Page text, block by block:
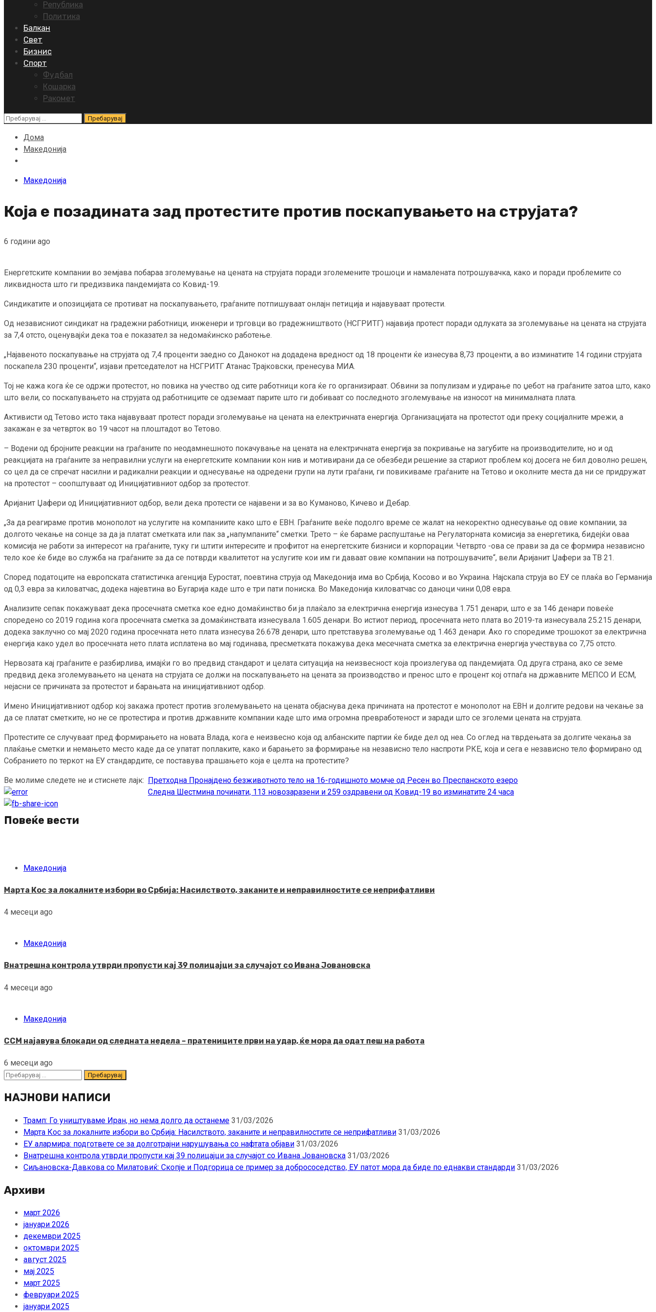
Република
Политика
Балкан
Свет
Бизнис
Спорт
Фудбал
Кошарка
Ракомет
Пребарувај
Дома
Македонија
Македонија
Која е позадината зад протестите против поскапувањето на струјата?
6 години ago
Енергетските компании во земјава побараа зголемување на цената на струјата поради зголемените трошоци и намалената потрошувачка, како и поради проблемите со
ликвидноста што ги предизвика пандемијата со Ковид-19.
Синдикатите и опозицијата се противат на поскапувањето, граѓаните потпишуваат онлајн петиција и најавуваат протести.
Од независниот синдикат на градежни работници, инженери и трговци во градежништвото (НСГРИТГ) најавија протест поради одлуката за зголемување на цената на струјата
за 7,4 отсто, оценувајќи дека тоа е показател за недомаќинско работење.
„Најавеното поскапување на струјата од 7,4 проценти заедно со Данокот на додадена вредност од 18 проценти ќе изнесува 8,73 проценти, а во изминатите 14 години струјата
поскапела 230 проценти“, изјави претседателот на НСГРИТГ Атанас Трајковски, пренесува МИА.
Тој не кажа кога ќе се одржи протестот, но повика на учество од сите работници кога ќе го организираат. Обвини за популизам и удирање по џебот на граѓаните затоа што, како
што вели, со поскапувањето на струјата од работниците се одземаат парите што ги добиваат со последното зголемување на износот на минималната плата.
Активисти од Тетово исто така најавуваат протест поради зголемување на цената на електричната енергија. Организацијата на протестот оди преку социјалните мрежи, а
закажан е за четврток во 19 часот на плоштадот во Тетово.
– Водени од бројните реакции на граѓаните по неодамнешното покачување на цената на електричната енергија за покривање на загубите на производителите, но и од
реакцијата на граѓаните за неправилни услуги на енергетските компании кон нив и мотивирани да се обезбеди решение за стариот проблем кој досега не бил доволно решен,
со цел да се спречат насилни и радикални реакции и однесување на одредени групи на лути граѓани, ги повикиваме граѓаните на Тетово и околните места да ни се придружат
на протестот – соопштуваат од Иницијативниот одбор за протестот.
Аријанит Џафери од Иницијативниот одбор, вели дека протести се најавени и за во Куманово, Кичево и Дебар.
„За да реагираме против монополот на услугите на компаниите како што е ЕВН. Граѓаните веќе подолго време се жалат на некоректно однесување од овие компании, за
долгото чекање на сонце за да ја платат сметката или пак за „напумпаните“ сметки. Трето – ќе бараме распуштање на Регулаторната комисија за енергетика, бидејќи оваа
комисија не работи за интересот на граѓаните, туку ги штити интересите и профитот на енергетските бизниси и корпорации. Четврто -ова се прави за да се формира независно
тело кое ќе биде во служба на граѓаните за да се потврди квалитетот на услугите кои им ги даваат овие компании на потрошувачите“, вели Аријанит Џафери за ТВ 21.
Според податоците на европската статистичка агенција Еуростат, поевтина струја од Македонија има во Србија, Косово и во Украина. Најскапа струја во ЕУ се плаќа во Германија
од 0,3 евра за киловатчас, додека најевтина во Бугарија каде што е три пати пониска. Во Македонија киловатчас со даноци чини 0,08 евра.
Анализите сепак покажуваат дека просечната сметка кое едно домаќинство би ја плаќало за електрична енергија изнесува 1.751 денари, што е за 146 денари повеќе
споредено со 2019 година кога просечната сметка за домаќинствата изнесувала 1.605 денари. Во истиот период, просечната нето плата во 2019-та изнесувала 25.215 денари,
додека заклучно со мај 2020 година просечната нето плата изнесува 26.678 денари, што претставува зголемување од 1.463 денари. Ако го споредиме трошокот за електрична
енергија како удел во просечната нето плата исплатена во мај годинава, пресметката покажува дека месечната сметка за електрична енергија учествува со 7,75 отсто.
Нервозата кај граѓаните е разбирлива, имајќи го во предвид стандарот и целата ситуација на неизвесност која произлегува од пандемијата. Од друга страна, ако се земе
предвид дека зголемувањето на цената на струјата се должи на поскапувањето на цената за производство и пренос што е процент кој отпаѓа на државните МЕПСО И ЕСМ,
нејасни се причината за протестот и барањата на иницијативниот одбор.
Имено Иницијативниот одбор кој закажа протест против зголемувањето на цената објаснува дека причината на протестот е монополот на ЕВН и долгите редови на чекање за
да се платат сметките, но не се протестира и против државните компании каде што има огромна превработеност и заради што се зголеми цената на струјата.
Протестите се случуваат пред формирањето на новата Влада, кога е неизвесно која од албанските партии ќе биде дел од неа. Со оглед на тврдењата за долгите чекања за
плаќање сметки и немањето место каде да се упатат поплаките, како и барањето за формирање на независно тело наспроти РКЕ, која и сега е независно тело формирано од
Собранието по теркот на ЕУ стандардите, се поставува прашањето која е целта на протестите?
Ве молиме следете не и стиснете лајк:
Continue
Reading
Претходна Пронајдено безживотното тело на 16-годишното момче од Ресен во Преспанското езеро
Следна Шестмина починати, 113 новозаразени и 259 оздравени од Ковид-19 во изминатите 24 часа
Повеќе вести
Македонија
Марта Кос за локалните избори во Србија: Насилството, заканите и неправилностите се неприфатливи
4 месеци ago
Македонија
Внатрешна контрола утврди пропусти кај 39 полицајци за случајот со Ивана Јовановска
4 месеци ago
Македонија
ССМ најавува блокади од следната недела – пратениците први на удар, ќе мора да одат пеш на работа
6 месеци ago
Пребарувај
НАЈНОВИ НАПИСИ
Трамп: Го уништуваме Иран, но нема долго да останеме 31/03/2026
Марта Кос за локалните избори во Србија: Насилството, заканите и неправилностите се неприфатливи 31/03/2026
ЕУ алармира: подгответе се за долготрајни нарушувања со нафтата објави 31/03/2026
Внатрешна контрола утврди пропусти кај 39 полицајци за случајот со Ивана Јовановска 31/03/2026
Сиљановска-Давкова со Милатовиќ: Скопје и Подгорица се пример за добрососедство, ЕУ патот мора да биде по еднакви стандарди 31/03/2026
Архиви
март 2026
јануари 2026
декември 2025
октомври 2025
август 2025
мај 2025
март 2025
февруари 2025
јануари 2025